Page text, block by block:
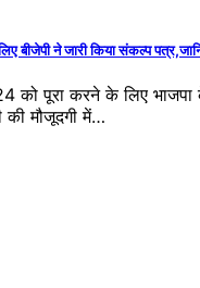
बीजेपी ने जारी किया संकल्प
को पूरा करने के लिए भाजपा
की मौजूदगी में…